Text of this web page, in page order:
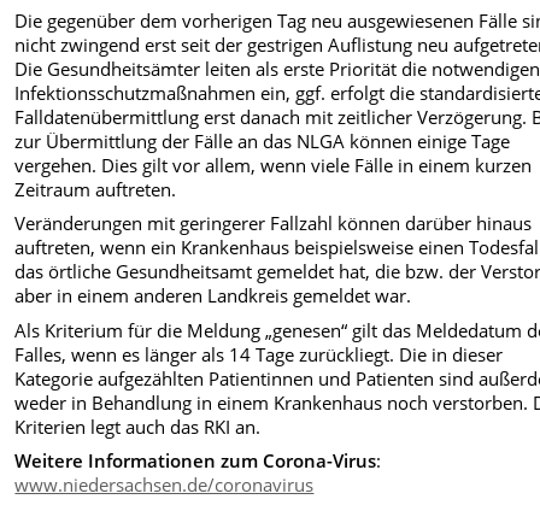
Die gegenüber dem vorherigen Tag neu ausgewiesenen Fälle
nicht zwingend erst seit der gestrigen Auflistung neu
Die Gesundheitsämter leiten als erste Priorität die notwendigen
Infektionsschutzmaßnahmen ein, ggf. erfolgt die
Falldatenübermittlung erst danach mit zeitlicher Verzögerung.
zur Übermittlung der Fälle an das NLGA können einige Tage
vergehen. Dies gilt vor allem, wenn viele Fälle in einem kurzen
Zeitraum auftreten.
Veränderungen mit geringerer Fallzahl können darüber hinaus
auftreten, wenn ein Krankenhaus beispielsweise einen
das örtliche Gesundheitsamt gemeldet hat, die bzw. der
aber in einem anderen Landkreis gemeldet war.
Als Kriterium für die Meldung „genesen“ gilt das Meldedatum
Falles, wenn es länger als 14 Tage zurückliegt. Die in dieser
Kategorie aufgezählten Patientinnen und Patienten sind
weder in Behandlung in einem Krankenhaus noch verstorben.
Kriterien legt auch das RKI an.
Weitere Informationen zum Corona-Virus:
www.niedersachsen.de/coronavirus